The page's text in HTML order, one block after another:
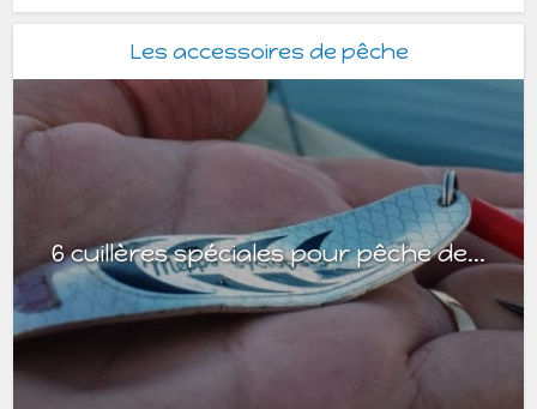
Les accessoires de pêche
6 cuillères spéciales pour pêche de...